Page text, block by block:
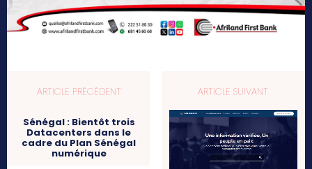
ARTICLE PRÉCÉDENT
Sénégal : Bientôt trois
Datacenters dans le
cadre du Plan Sénégal
numérique
ARTICLE SUIVANT